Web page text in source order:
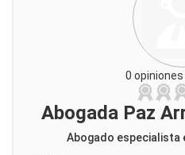
0
Abogada Paz
Abogado especialista